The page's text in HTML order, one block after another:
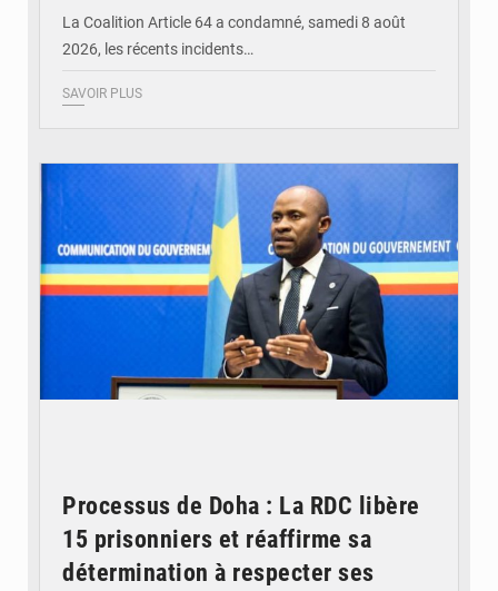
La Coalition Article 64 a condamné, samedi 8 août
2026, les récents incidents…
SAVOIR PLUS
Processus de Doha : La RDC libère
15 prisonniers et réaffirme sa
détermination à respecter ses